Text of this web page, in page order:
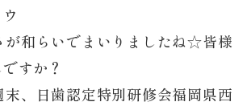
が和らいでまいりましたね☆皆様
すか？
、日歯認定特別研修会福岡県西